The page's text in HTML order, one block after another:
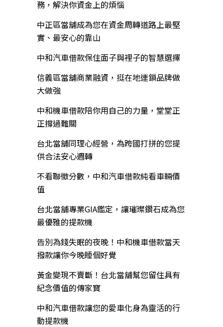
務，解決你資金上的煩惱
中正區當舖成為您在資金周轉道路上最堅
實、最安心的靠山
中和汽車借款保住面子與裡子的智慧選擇
信義區當舖商業融資，挺在地連鎖品牌做
大做強
中和機車借款陪你用自己的力量，堂堂正
正撐過難關
台北當舖同理心經營，為跨國打拼的您提
供合法安心週轉
不看聯徵分數，中和汽車借款純看車輛價
值
台北當舖專業GIA鑑定，讓璀璨鑽石成為您
最優雅的提款機
告別為錢失眠的夜晚！中和機車借款當天
撥款讓你今晚睡個好覺
黃金變現不賣斷！台北當舖幫您留住具有
紀念價值的傳家寶
中和汽車借款讓您的愛車化身為靈活的行
動提款機